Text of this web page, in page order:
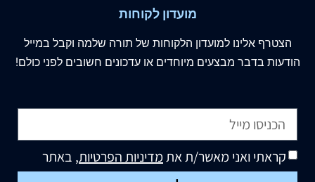
מועדון לקוחות
הצטרף אלינו למועדון הלקוחות של תורה שלמה וקבל במייל
הודעות בדבר מבצעים מיוחדים או עדכונים חשובים לפני כולם!
קראתי ואני מאשר/ת אתמדיניות הפרטיות, באתר